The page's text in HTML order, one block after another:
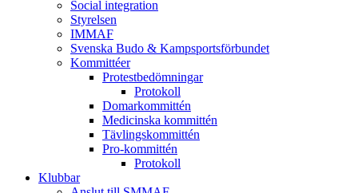
Social integration
Styrelsen
IMMAF
Svenska Budo & Kampsportsförbundet
Kommittéer
Protestbedömningar
Protokoll
Domarkommittén
Medicinska kommittén
Tävlingskommittén
Pro-kommittén
Protokoll
Klubbar